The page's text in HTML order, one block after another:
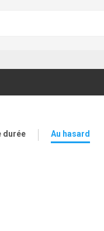
durée Au hasard